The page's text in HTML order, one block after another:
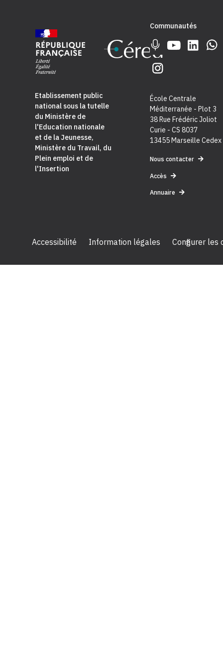
Etablissement public
national sous la tutelle
du Ministère de
l'Education nationale
et de la Jeunesse,
Ministère du Travail, du
Plein emploi et de
l'Insertion
Communautés
École Centrale
Méditerranée - Plot 3
38 Rue Frédéric Joliot
Curie - CS 8037
13455 Marseille Cedex
Nous contacter
Accès
Annuaire
Accessibilité Information légales Configurer les